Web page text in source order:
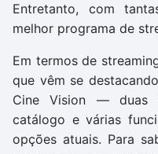
Entretanto, com
melhor programa de
Em termos de
que vêm se
Cine Vision — duas
catálogo e várias
opções atuais. Para